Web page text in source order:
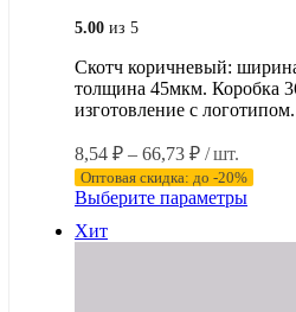
5.00 из 5
Скотч коричневый:
толщина 45мкм. Коробка
изготовление с логотипом.
8,54 ₽ – 66,73 ₽Диапазон
цен:
8,54 ₽
66,73 ₽
/ шт.
Оптовая скидка: до -20%
Выберите параметрыЭтот
имеет
Хит